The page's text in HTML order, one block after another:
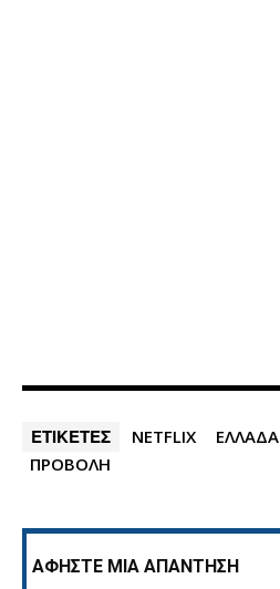
ΕΤΙΚΕΤΕΣ NETFLIX ΕΛΛΑΔΑ
ΠΡΟΒΟΛΗ
ΑΦΗΣΤΕ ΜΙΑ ΑΠΑΝΤΗΣΗ